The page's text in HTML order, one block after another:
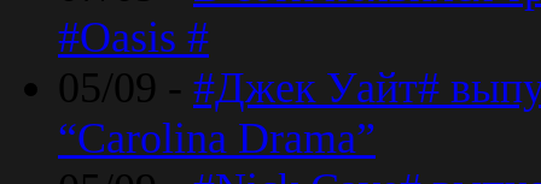
#Oasis #
05/09 - #Джек Уайт#
“Carolina Drama”